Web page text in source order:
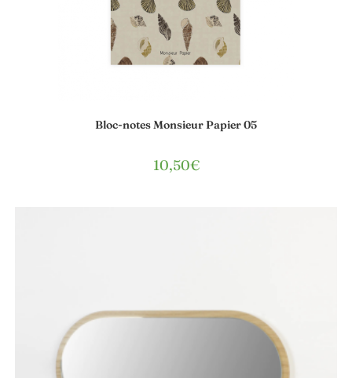
Bloc-notes Monsieur Papier 05
10,50€